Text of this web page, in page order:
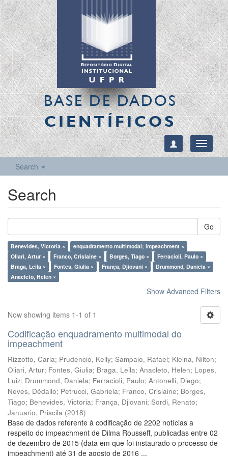
BASE DE DADOS
CIENTÍFICOS
Toggle
Search
Search
Go
Benevides, Victoria ×
enquadramento multimodal; impeachment ×
Oliari, Artur ×
Franco, Crislaine × Borges, Tiago ×
Ferracioli, Paulo ×
Braga, Leila ×
Fontes, Giulia × França, Djiovani ×
Drummond, Daniela ×
Anacleto, Helen ×
Show Advanced Filters
Now showing items 1-1 of 1
Codificação enquadramento multimodal do
impeachment
Rizzotto, Carla; Prudencio, Kelly; Sampaio, Rafael; Kleina, Nilton;
Oliari, Artur; Fontes, Giulia; Braga, Leila; Anacleto, Helen; Lopes,
Luiz; Drummond, Daniela; Ferracioli, Paulo; Antonelli, Diego;
Neves, Dédallo; Petrucci, Gabriela; Franco, Crislaine; Borges,
Tiago; Benevides, Victoria; França, Djiovani; Sordi, Renato;
Januario, Priscila (2018)
Base de dados referente à codificação de 2202 notícias a
respeito do impeachment de Dilma Rousseff, publicadas entre 02
de dezembro de 2015 (data em que foi instaurado o processo de
impeachment) até 31 de agosto de 2016 ...